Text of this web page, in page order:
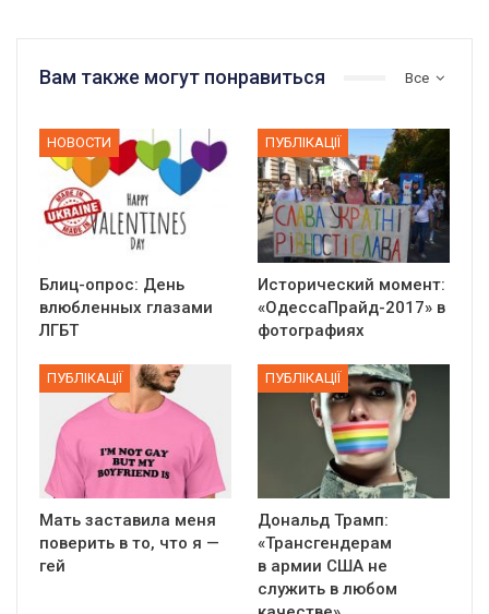
Все
Вам также могут понравиться
НОВОСТИ
Блиц-опрос: День
влюбленных глазами
ЛГБТ
ПУБЛІКАЦІЇ
Исторический момент:
«ОдессаПрайд-2017» в
фотографиях
ПУБЛІКАЦІЇ
Мать заставила меня
поверить в то, что я —
гей
ПУБЛІКАЦІЇ
Дональд Трамп:
«Трансгендерам
в армии США не
служить в любом